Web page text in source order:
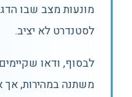
מונעות מצב שבו
לסטנדרט לא יציב.
משתנה במהירות, אך